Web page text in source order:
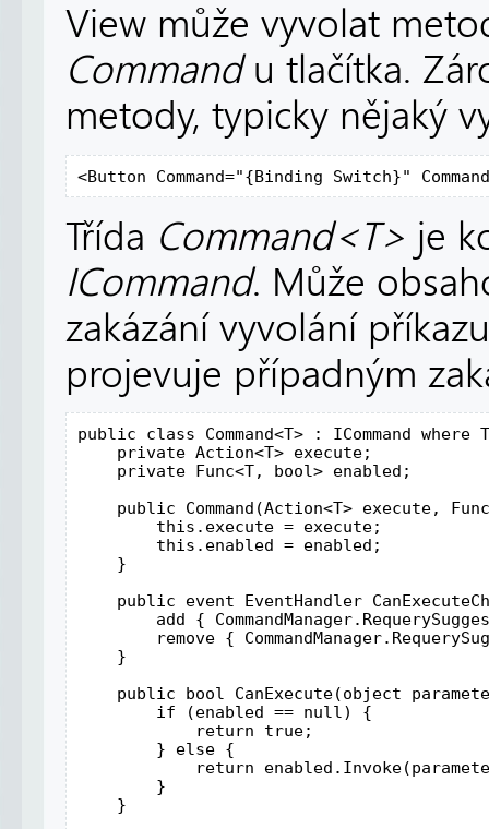
View může vyvolat
Commandu tlačítka.
metody, typicky nějaký
<Button Command="{Binding Switch}"
Třída Command<T> je
ICommand. Může
zakázání vyvolání
projevuje případným
public class Command<T> : ICommand
    private Action<T> execute;
    private Func<T, bool> enabled;
public Command(Action<T> execute,
        this.execute = execute;
        this.enabled = enabled;
    }
public event EventHandler
add {
remove {
    }
public bool CanExecute(object
        if (enabled == null) {
            return true;
        } else {
return
        }
    }